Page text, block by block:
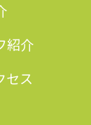
紹介
セス